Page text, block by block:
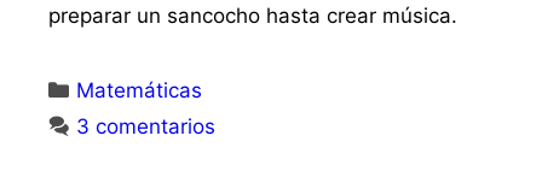
preparar un sancocho hasta crear música.
Matemáticas
3 comentarios